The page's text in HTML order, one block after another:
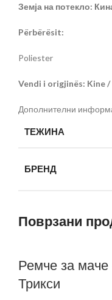
Земја на потекло:
Përbërësit:
Poliester
Vendi i origjinës: Kine
Дополнителни
ТЕЖИНА
БРЕНД
Поврзани
Ремче за
Трикси